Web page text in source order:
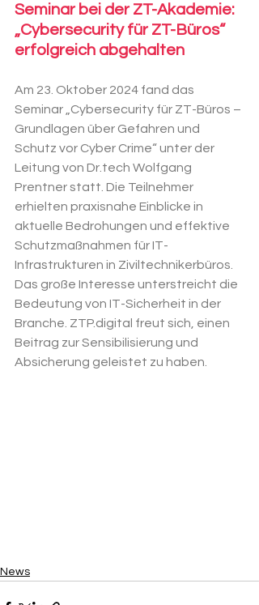
Seminar bei der ZT-Akademie:
„Cybersecurity für ZT-Büros“
erfolgreich abgehalten
Am 23. Oktober 2024 fand das
Seminar „Cybersecurity für ZT-Büros –
Grundlagen über Gefahren und
Schutz vor Cyber Crime“ unter der
Leitung von Dr.tech Wolfgang
Prentner statt. Die Teilnehmer
erhielten praxisnahe Einblicke in
aktuelle Bedrohungen und effektive
Schutzmaßnahmen für IT-
Infrastrukturen in Ziviltechnikerbüros.
Das große Interesse unterstreicht die
Bedeutung von IT-Sicherheit in der
Branche. ZTP.digital freut sich, einen
Beitrag zur Sensibilisierung und
Absicherung geleistet zu haben.
News